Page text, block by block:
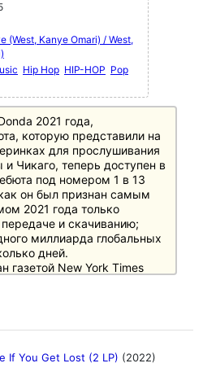
(West, Kanye Omari) / West,
Hip Hop HIP-HOP Pop
2021 года,
которую представили на
для прослушивания
и Чикаго, теперь доступен в
под номером 1 в 13
он был признан самым
2021 года только
и скачиванию;
миллиарда глобальных
дней.
газетой New York Times
популярность
на то, что он решил
If You Get Lost (2 LP) (2022)